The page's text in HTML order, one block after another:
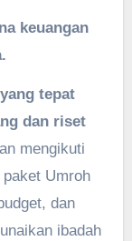
keuangan
tepat
dan riset
mengikuti
Umroh
dan
ibadah